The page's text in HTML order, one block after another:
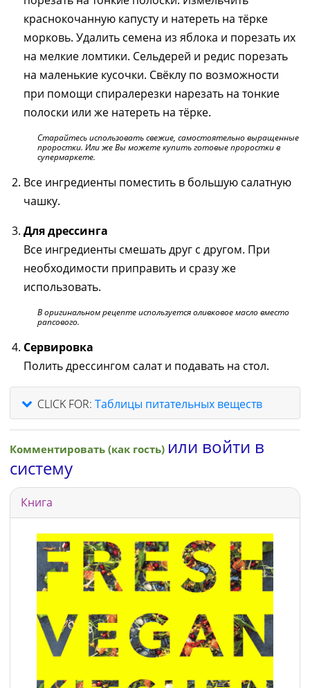
краснокочанную капусту и натереть на тёрке
морковь. Удалить семена из яблока и порезать их
на мелкие ломтики. Сельдерей и редис порезать
на маленькие кусочки. Свёклу по возможности
при помощи спиралерезки нарезать на тонкие
полоски или же натереть на тёрке.
Старайтесь использовать свежие, самостоятельно выращенные
проростки. Или же Вы можете купить готовые проростки в
супермаркете.
Все ингредиенты поместить в большую салатную
чашку.
Для дрессинга
Все ингредиенты смешать друг с другом. При
необходимости приправить и сразу же
использовать.
В оригинальном рецепте используется оливковое масло вместо
рапсового.
Сервировка
Полить дрессингом салат и подавать на стол.
CLICK FOR: Таблицы питательных веществ
Комментировать (как гость) или войти в
систему
Книга